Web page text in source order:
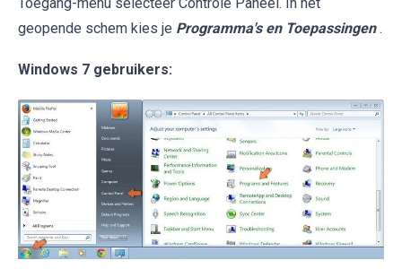
geopende schem kies je Programma's en Toepassingen .
Windows 7 gebruikers: